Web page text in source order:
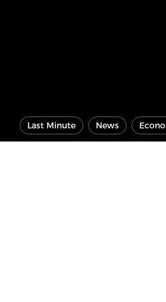
Last Minute News